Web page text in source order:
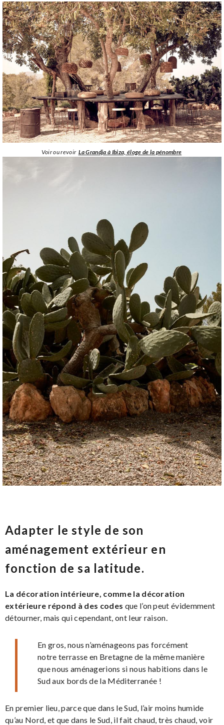
Voir ou revoir La Grandja à Ibiza, éloge de la pénombre
Adapter le style de son
aménagement extérieur en
fonction de sa latitude.
La décoration intérieure, comme la décoration
extérieure répond à des codes que l’on peut évidemment
détourner, mais qui cependant, ont leur raison.
En gros, nous n’aménageons pas forcément
notre terrasse en Bretagne de la même manière
que nous aménagerions si nous habitions dans le
Sud aux bords de la Méditerranée !
En premier lieu, parce que dans le Sud, l’air moins humide
qu’au Nord, et que dans le Sud, il fait chaud, très chaud, voir